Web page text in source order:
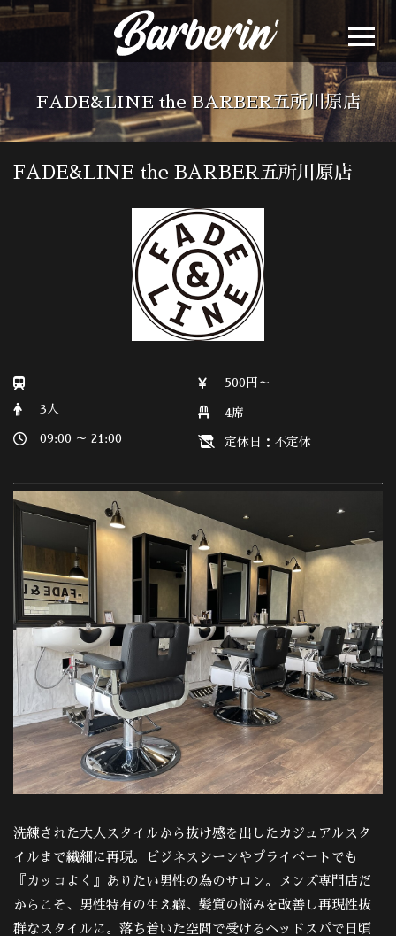
FADE&LINE the BARBER五所川原店
FADE&LINE the BARBER五所川原店
3人
09:00 ～ 21:00
500円～
4席
定休日：不定休
洗練された大人スタイルから抜け感を出したカジュアルスタ
イルまで繊細に再現。ビジネスシーンやプライベートでも
『カッコよく』ありたい男性の為のサロン。メンズ専門店だ
からこそ、男性特有の生え癖、髪質の悩みを改善し再現性抜
群なスタイルに。落ち着いた空間で受けるヘッドスパで日頃